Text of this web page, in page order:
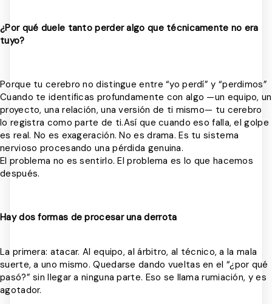
¿Por qué duele tanto perder algo que técnicamente no era
tuyo?
Porque tu cerebro no distingue entre “yo perdí” y “perdimos”
Cuando te identificas profundamente con algo —un equipo, un
proyecto, una relación, una versión de ti mismo— tu cerebro
lo registra como parte de ti.Así que cuando eso falla, el golpe
es real. No es exageración. No es drama. Es tu sistema
nervioso procesando una pérdida genuina.
El problema no es sentirlo. El problema es lo que hacemos
después.
Hay dos formas de procesar una derrota
La primera: atacar. Al equipo, al árbitro, al técnico, a la mala
suerte, a uno mismo. Quedarse dando vueltas en el “¿por qué
pasó?” sin llegar a ninguna parte. Eso se llama rumiación, y es
agotador.